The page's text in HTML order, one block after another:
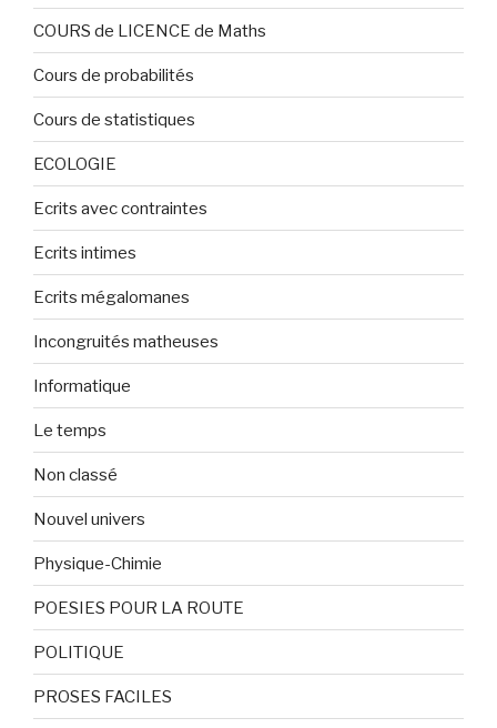
COURS de LICENCE de Maths
Cours de probabilités
Cours de statistiques
ECOLOGIE
Ecrits avec contraintes
Ecrits intimes
Ecrits mégalomanes
Incongruités matheuses
Informatique
Le temps
Non classé
Nouvel univers
Physique-Chimie
POESIES POUR LA ROUTE
POLITIQUE
PROSES FACILES